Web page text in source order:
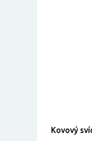
Kovový